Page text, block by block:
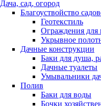
Дача, сад, огород
Благоуствойство
Геотекстиль
Ограждения для
Укрывное
Дачные конструкции
Баки для душа,
Дачные туалеты
Умывальники
Полив
Баки для воды
Бочки